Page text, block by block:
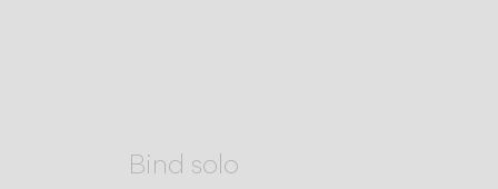
Bind solo